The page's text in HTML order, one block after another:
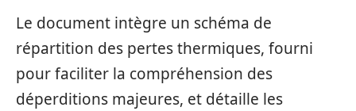
Le document intègre un schéma de
répartition des pertes thermiques, fourni
pour faciliter la compréhension des
déperditions majeures, et détaille les